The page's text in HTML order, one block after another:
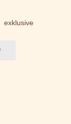
exklusive